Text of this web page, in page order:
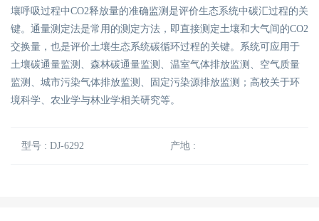
壤呼吸过程中CO2释放量的准确监测是评价生态系统中碳汇过程的关
键。通量测定法是常用的测定方法，即直接测定土壤和大气间的CO2
交换量，也是评价土壤生态系统碳循环过程的关键。系统可应用于
土壤碳通量监测、森林碳通量监测、温室气体排放监测、空气质量
监测、城市污染气体排放监测、固定污染源排放监测；高校关于环
境科学、农业学与林业学相关研究等。
型号 : DJ-6292 产地 :